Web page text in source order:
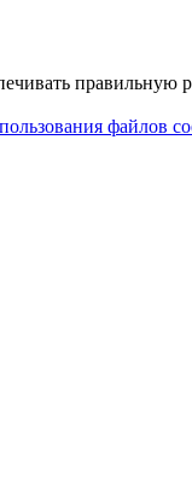
правильную
файлов